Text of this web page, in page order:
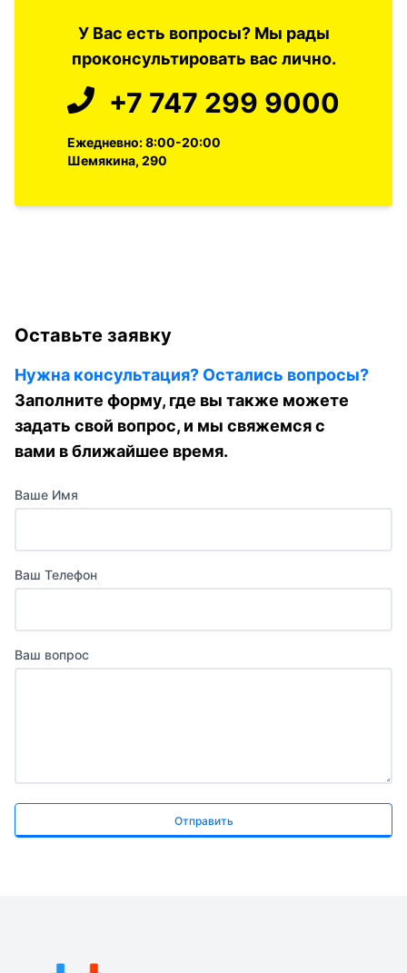
У Вас есть вопросы? Мы рады
проконсультировать вас лично.
+7 747 299 9000
Ежедневно: 8:00-20:00
Шемякина, 290
Оставьте заявку
Нужна консультация? Остались вопросы?
Заполните форму, где вы также можете
задать свой вопрос, и мы свяжемся с
вами в ближайшее время.
Ваше Имя
Ваш Телефон
Ваш вопрос
Отправить